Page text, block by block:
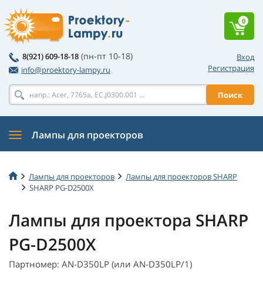
Вход
Регистрация
8(921) 609-18-18 (пн-пт 10-18)
info@proektory-lampy.ru
Поиск
0
Лампы для проекторов
Лампы для проекторов
Лампы для проекторов SHARP
SHARP PG-D2500X
Лампы для проектора SHARP
PG-D2500X
Партномер: AN-D350LP (или AN-D350LP/1)